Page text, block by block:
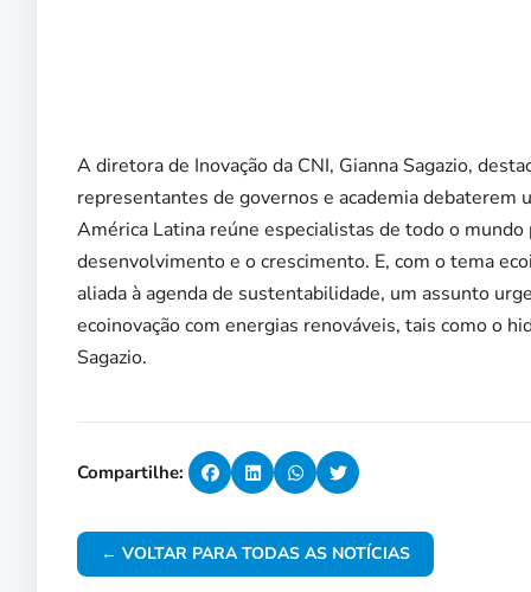
A diretora de Inovação da CNI, Gianna Sagazio,
representantes de governos e academia debaterem
América Latina reúne especialistas de todo o
desenvolvimento e o crescimento. E, com o tema
aliada à agenda de sustentabilidade, um assunto
ecoinovação com energias renováveis, tais como o
Sagazio.
Compartilhe:
← VOLTAR PARA TODAS AS NOTÍCIAS